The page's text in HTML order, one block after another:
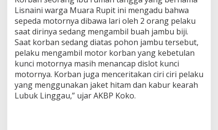
K
e
j
a
r
d
a
n
R
n
Lisnaini warga Muara Rupit ini mengadu bahwa
sepeda motornya dibawa lari oleh 2 orang pelaku
saat dirinya sedang mengambil buah jambu biji.
Saat korban sedang diatas pohon jambu tersebut,
pelaku mengambil motor korban yang kebetulan
kunci motornya masih menancap dislot kunci
motornya. Korban juga menceritakan ciri ciri pelaku
yang menggunakan jaket hitam dan kabur kearah
Lubuk Linggau,” ujar AKBP Koko.